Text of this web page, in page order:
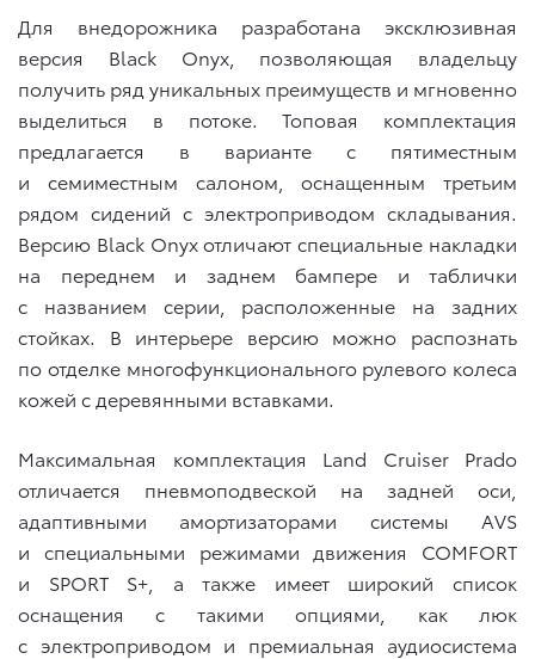
Для внедорожника разработана эксклюзивная
версия Black Onyx, позволяющая владельцу
получить ряд уникальных преимуществ и мгновенно
выделиться в потоке. Топовая комплектация
предлагается в варианте с пятиместным
и семиместным салоном, оснащенным третьим
рядом сидений с электроприводом складывания.
Версию Black Onyx отличают специальные накладки
на переднем и заднем бампере и таблички
с названием серии, расположенные на задних
стойках. В интерьере версию можно распознать
по отделке многофункционального рулевого колеса
кожей с деревянными вставками.
Максимальная комплектация Land Cruiser Prado
отличается пневмоподвеской на задней оси,
адаптивными амортизаторами системы AVS
и специальными режимами движения COMFORT
и SPORT S+, а также имеет широкий список
оснащения с такими опциями, как люк
с электроприводом и премиальная аудиосистема